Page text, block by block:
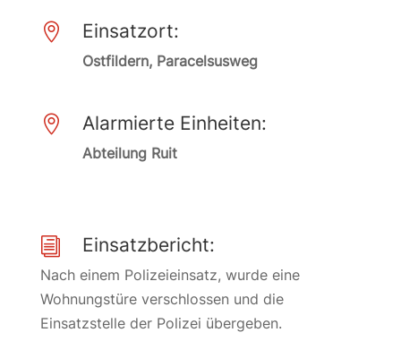
 Einsatzort:
Ostfildern, Paracelsusweg
 Alarmierte Einheiten:
Abteilung Ruit
i Einsatzbericht:
Nach einem Polizeieinsatz, wurde eine
Wohnungstüre verschlossen und die
Einsatzstelle der Polizei übergeben.